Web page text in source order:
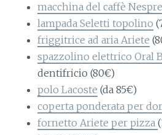
macchina del caffè
lampada Seletti topolino
friggitrice ad aria Ariete
spazzolino elettrico Oral B
dentifricio (80€)
polo Lacoste (da 85€)
coperta ponderata per
fornetto Ariete per pizza